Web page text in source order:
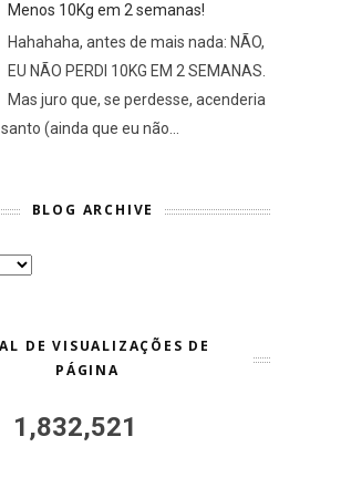
Menos 10Kg em 2 semanas!
Hahahaha, antes de mais nada: NÃO,
EU NÃO PERDI 10KG EM 2 SEMANAS.
Mas juro que, se perdesse, acenderia
(ainda que eu não...
BLOG ARCHIVE
DE VISUALIZAÇÕES DE
PÁGINA
1,832,521